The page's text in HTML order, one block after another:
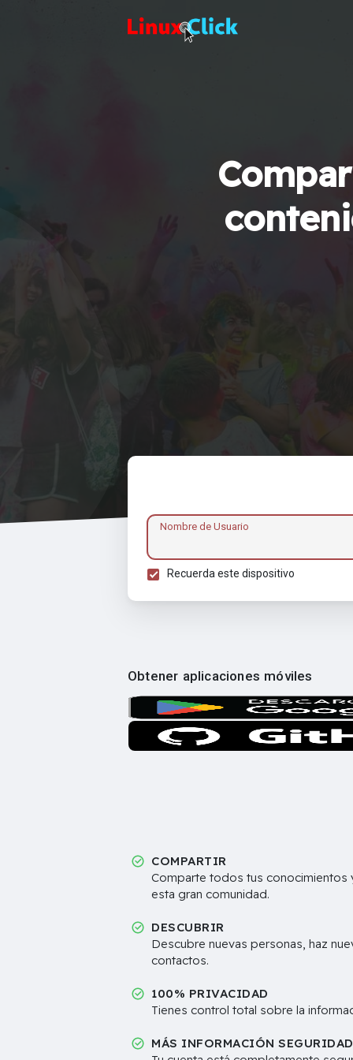
Nombre de Usuario
Recuerda este dispositivo
Obtener aplicaciones móviles
COMPARTIR
Comparte todos tus conocimientos
esta gran comunidad.
DESCUBRIR
Descubre nuevas personas, haz
contactos.
100% PRIVACIDAD
Tienes control total sobre la
MÁS INFORMACIÓN SEGURIDAD